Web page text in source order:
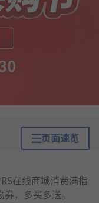
页面速览
在线商城消费满指
，多买多送。